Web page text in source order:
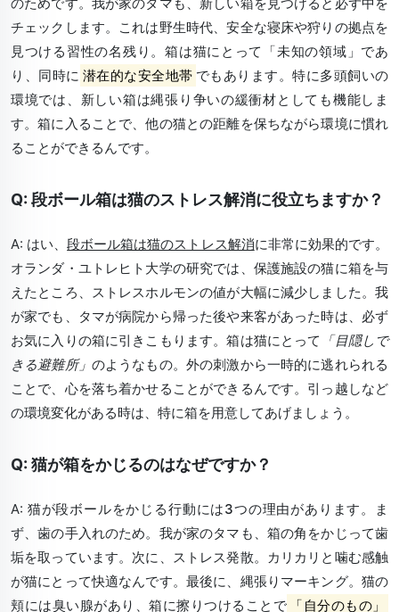
のためです。我が家のタマも、新しい箱を見つけると必ず中を
チェックします。これは野生時代、安全な寝床や狩りの拠点を
見つける習性の名残り。箱は猫にとって「未知の領域」であ
り、同時に 潜在的な安全地帯 でもあります。特に多頭飼いの
環境では、新しい箱は縄張り争いの緩衝材としても機能しま
す。箱に入ることで、他の猫との距離を保ちながら環境に慣れ
ることができるんです。
Q: 段ボール箱は猫のストレス解消に役立ちますか？
A: はい、段ボール箱は猫のストレス解消に非常に効果的です。
オランダ・ユトレヒト大学の研究では、保護施設の猫に箱を与
えたところ、ストレスホルモンの値が大幅に減少しました。我
が家でも、タマが病院から帰った後や来客があった時は、必ず
お気に入りの箱に引きこもります。箱は猫にとって
「目隠しで
きる避難所」 のようなもの。外の刺激から一時的に逃れられる
ことで、心を落ち着かせることができるんです。引っ越しなど
の環境変化がある時は、特に箱を用意してあげましょう。
Q: 猫が箱をかじるのはなぜですか？
A: 猫が段ボールをかじる行動には3つの理由があります。ま
ず、歯の手入れのため。我が家のタマも、箱の角をかじって歯
垢を取っています。次に、ストレス発散。カリカリと噛む感触
が猫にとって快適なんです。最後に、縄張りマーキング。猫の
頬には臭い腺があり、箱に擦りつけることで
「自分のもの」